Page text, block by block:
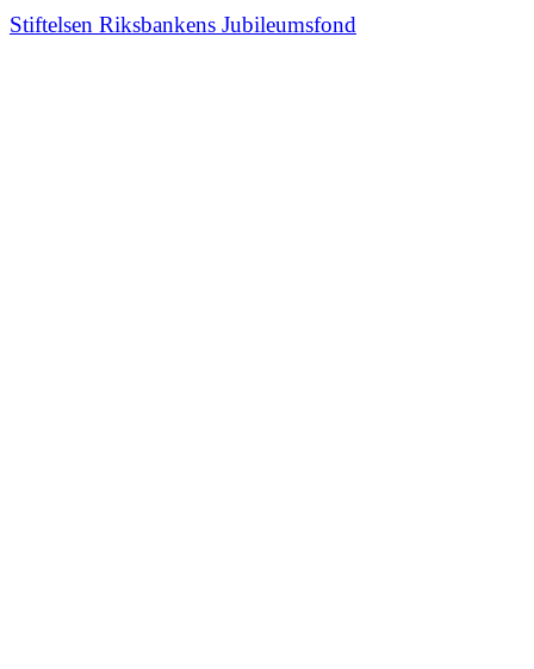
Stiftelsen Riksbankens Jubileumsfond